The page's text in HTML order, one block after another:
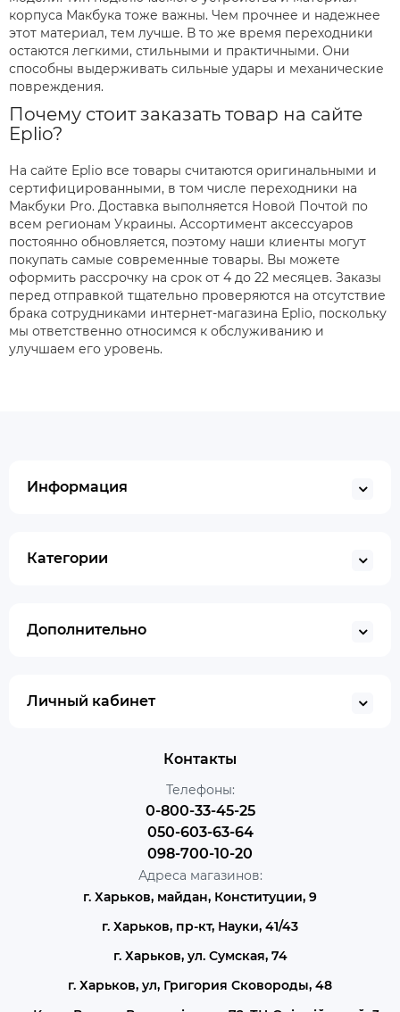
корпуса Макбука тоже важны. Чем прочнее и надежнее
этот материал, тем лучше. В то же время переходники
остаются легкими, стильными и практичными. Они
способны выдерживать сильные удары и механические
повреждения.
Почему стоит заказать товар на сайте
Eplio?
На сайте Eplio все товары считаются оригинальными и
сертифицированными, в том числе переходники на
Макбуки Pro. Доставка выполняется Новой Почтой по
всем регионам Украины. Ассортимент аксессуаров
постоянно обновляется, поэтому наши клиенты могут
покупать самые современные товары. Вы можете
оформить рассрочку на срок от 4 до 22 месяцев. Заказы
перед отправкой тщательно проверяются на отсутствие
брака сотрудниками интернет-магазина Eplio, поскольку
мы ответственно относимся к обслуживанию и
улучшаем его уровень.
Информация
Категории
Дополнительно
Личный кабинет
Контакты
Телефоны:
0-800-33-45-25
050-603-63-64
098-700-10-20
Адреса магазинов:
г. Харьков, майдан, Конституции, 9
г. Харьков, пр-кт, Науки, 41/43
г. Харьков, ул. Сумская, 74
г. Харьков, ул, Григория Сковороды, 48